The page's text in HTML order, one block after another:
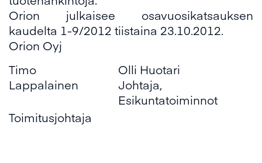
Orion julkaisee osavuosikatsauksen
kaudelta 1-9/2012 tiistaina 23.10.2012.
Orion Oyj
Timo
Lappalainen
Olli Huotari
Johtaja,
Esikuntatoiminnot
Toimitusjohtaja